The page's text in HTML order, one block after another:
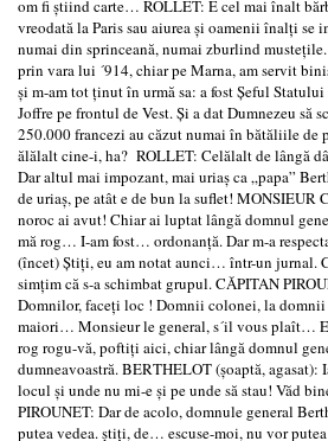
om fi ştiind carte… ROLLET: E cel mai înalt
vreodată la Paris sau aiurea şi oamenii înalţi se
numai din sprinceană, numai zburlind
prin vara lui ´914, chiar pe Marna, am servit
şi m-am tot ţinut în urmă sa: a fost Şeful
Joffre pe frontul de Vest. Şi a dat Dumnezeu să
250.000 francezi au căzut numai în bătăliile
ălălalt cine-i, ha? ROLLET: Celălalt de lângă
Dar altul mai impozant, mai uriaş ca „papa”
de uriaş, pe atât e de bun la suflet! MONSIEUR
noroc ai avut! Chiar ai luptat lângă domnul
mă rog… I-am fost… ordonanţă. Dar m-a
(încet) Ştiţi, eu am notat aunci… într-un jurnal.
simţim că s-a schimbat grupul. CĂPITAN
Domnilor, faceţi loc ! Domnii colonei, la
maiori… Monsieur le general, s´il vous plaît…
rog rogu-vă, poftiţi aici, chiar lângă domnul
dumneavoastră. BERTHELOT (şoaptă, agasat):
locul şi unde nu mi-e şi pe unde să stau! Văd
PIROUNET: Dar de acolo, domnule general
putea vedea. ştiţi, de… escuse-moi, nu vor